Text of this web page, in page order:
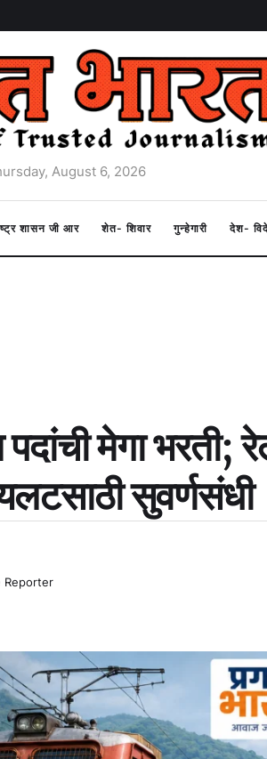
August 6, 2026
शासन जी आर शेत- शिवार गुन्हेगारी देश-
मेगा भरती;
सुवर्णसंधी
Reporter